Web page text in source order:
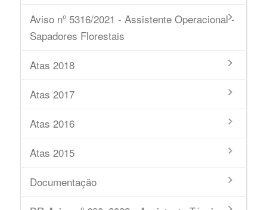
Aviso nº 5316/2021 - Assistente Operacional -
Sapadores Florestais
Atas 2018
Atas 2017
Atas 2016
Atas 2015
Documentação